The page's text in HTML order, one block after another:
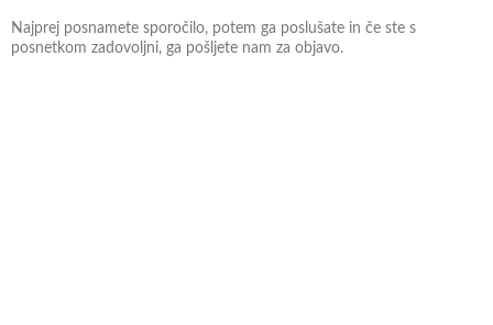
Najprej posnamete sporočilo, potem ga poslušate in če ste s
posnetkom zadovoljni, ga pošljete nam za objavo.